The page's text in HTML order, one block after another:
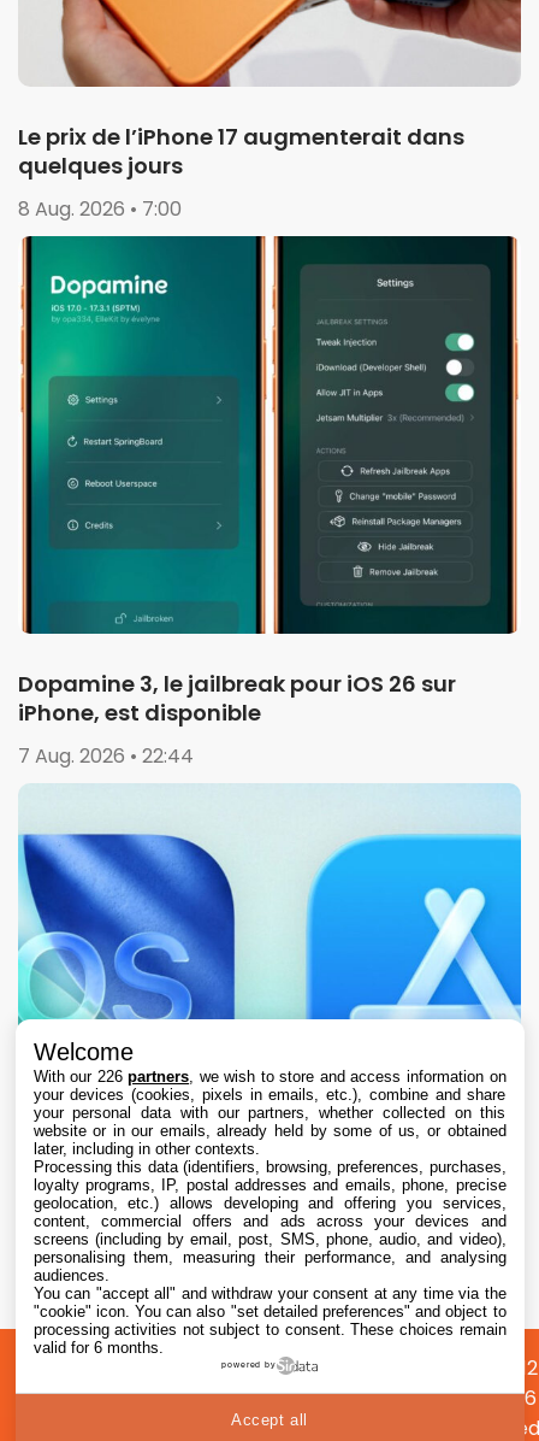
Le prix de l’iPhone 17 augmenterait dans
quelques jours
8 Aug. 2026 • 7:00
Dopamine 3, le jailbreak pour iOS 26 sur
iPhone, est disponible
7 Aug. 2026 • 22:44
L’App Store est en panne pour plusieurs
utilisateurs, selon Apple
7 Aug. 2026 • 19:34
propos
Préférences
cookies
Confidentialité
©
2026
Welcome
With our 226partners , we wish to store and access information on
your devices (cookies, pixels in emails, etc.), combine and share
your personal data with our partners, whether collected on this
website or in our emails, already held by some of us, or obtained
later, including in other contexts.
Processing this data (identifiers, browsing, preferences, purchases,
loyalty programs, IP, postal addresses and emails, phone, precise
geolocation, etc.) allows developing and offering you services,
content, commercial offers and ads across your devices and
screens (including by email, post, SMS, phone, audio, and video),
personalising them, measuring their performance, and analysing
audiences.
You can "accept all" and withdraw your consent at any time via the
"cookie" icon. You can also "set detailed preferences" and object to
processing activities not subject to consent. These choices remain
valid for 6 months.
powered by
Accept all